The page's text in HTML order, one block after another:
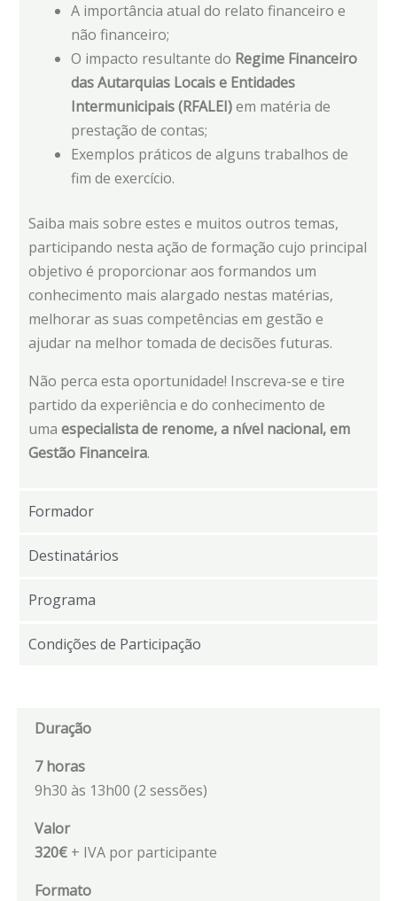
A importância atual do relato financeiro e
não financeiro;
O impacto resultante do Regime Financeiro
das Autarquias Locais e Entidades
Intermunicipais (RFALEI)em matéria de
prestação de contas;
Exemplos práticos de alguns trabalhos de
fim de exercício.
Saiba mais sobre estes e muitos outros temas,
participando nesta ação de formação cujo principal
objetivo é proporcionar aos formandos um
conhecimento mais alargado nestas matérias,
melhorar as suas competências em gestão e
ajudar na melhor tomada de decisões futuras.
Não perca esta oportunidade! Inscreva-se e tire
partido da experiência e do conhecimento de
uma especialista de renome, a nível nacional, em
Gestão Financeira.
Formador
Destinatários
Programa
Condições de Participação
Duração
7 horas
9h30 às 13h00 (2 sessões)
Valor
320€ + IVA por participante
Formato